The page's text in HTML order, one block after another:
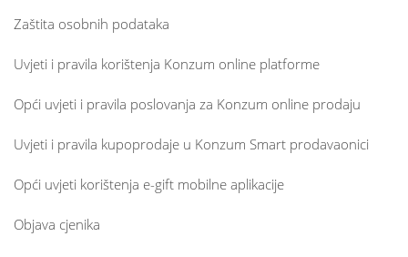
Zaštita osobnih podataka
Uvjeti i pravila korištenja Konzum online platforme
Opći uvjeti i pravila poslovanja za Konzum online prodaju
Uvjeti i pravila kupoprodaje u Konzum Smart prodavaonici
Opći uvjeti korištenja e-gift mobilne aplikacije
Objava cjenika